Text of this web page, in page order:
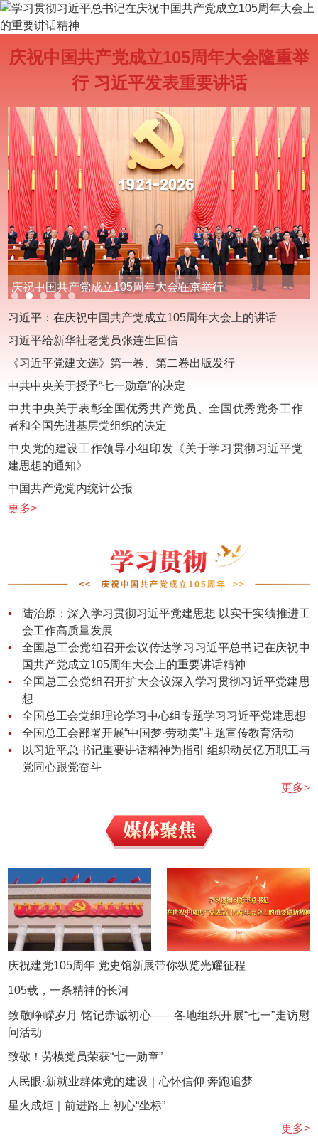
庆祝中国共产党成立105周年大会隆重举
行 习近平发表重要讲话
庆祝中国共产党成立105周年大会在京举行
习近平：在庆祝中国共产党成立105周年大会上的讲话
习近平给新华社老党员张连生回信
《习近平党建文选》第一卷、第二卷出版发行
中共中央关于授予“七一勋章”的决定
中共中央关于表彰全国优秀共产党员、全国优秀党务工作
者和全国先进基层党组织的决定
中央党的建设工作领导小组印发《关于学习贯彻习近平党
建思想的通知》
中国共产党党内统计公报
更多>
陆治原：深入学习贯彻习近平党建思想 以实干实绩推进工
会工作高质量发展
全国总工会党组召开会议传达学习习近平总书记在庆祝中
国共产党成立105周年大会上的重要讲话精神
全国总工会党组召开扩大会议深入学习贯彻习近平党建思
想
全国总工会党组理论学习中心组专题学习习近平党建思想
全国总工会部署开展“中国梦·劳动美”主题宣传教育活动
以习近平总书记重要讲话精神为指引 组织动员亿万职工与
党同心跟党奋斗
更多>
庆祝建党105周年 党史馆新展带你纵览光耀征程
105载，一条精神的长河
致敬峥嵘岁月 铭记赤诚初心——各地组织开展“七一”走访慰
问活动
致敬！劳模党员荣获“七一勋章”
人民眼·新就业群体党的建设｜心怀信仰 奔跑追梦
星火成炬｜前进路上 初心“坐标”
更多>